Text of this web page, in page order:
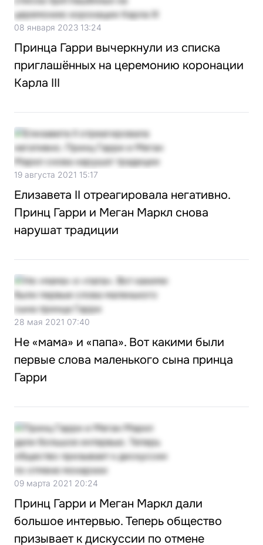
08 января 2023 13:24
Принца Гарри вычеркнули из списка
приглашённых на церемонию коронации
Карла III
19 августа 2021 15:17
Елизавета II отреагировала негативно.
Принц Гарри и Меган Маркл снова
нарушат традиции
28 мая 2021 07:40
Не «мама» и «папа». Вот какими были
первые слова маленького сына принца
Гарри
09 марта 2021 20:24
Принц Гарри и Меган Маркл дали
большое интервью. Теперь общество
призывает к дискуссии по отмене